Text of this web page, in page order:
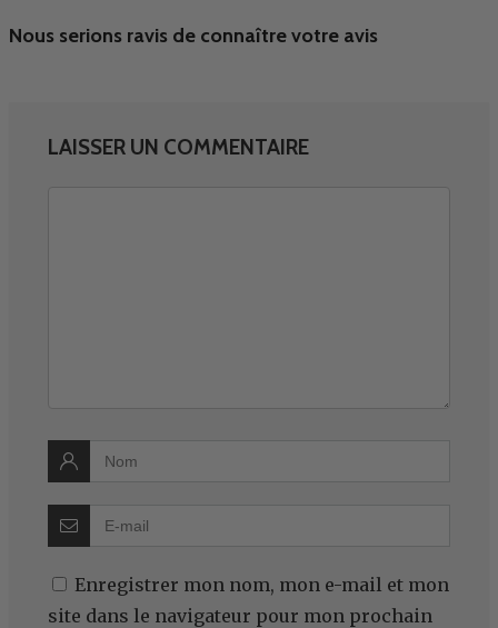
Nous serions ravis de connaître votre avis
LAISSER UN COMMENTAIRE
Enregistrer mon nom, mon e-mail et mon
site dans le navigateur pour mon prochain